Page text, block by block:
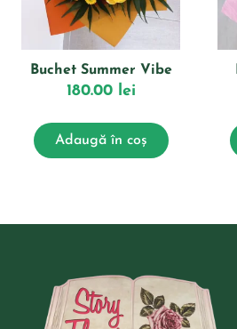
Buchet Summer Vibe
180.00 lei
Adaugă în coș